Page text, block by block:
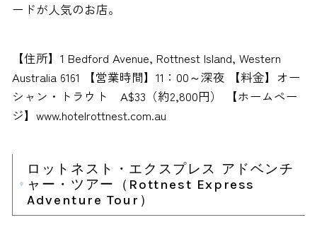
ードが人気のお店。
【住所】1 Bedford Avenue, Rottnest Island, Western
Australia 6161 【営業時間】11：00～深夜 【料金】オー
シャン・トラウト A$33（約2,800円） 【ホームペー
ジ】www.hotelrottnest.com.au
ロットネスト・エクスプレス アドベンチ
ャー・ツアー（Rottnest Express
Adventure Tour）